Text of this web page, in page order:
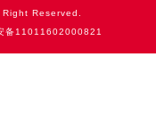
Reserved.
备11011602000821